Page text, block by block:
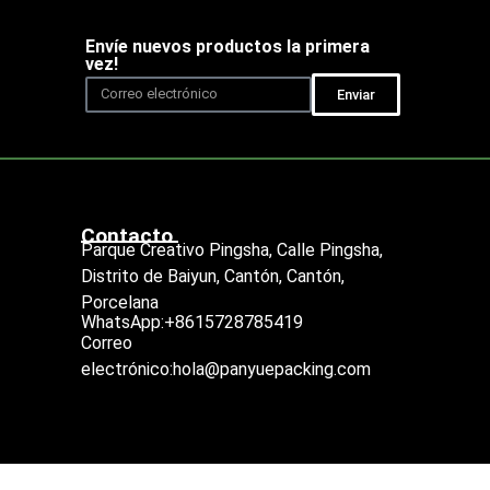
Envíe nuevos productos la primera
vez!
Enviar
Contacto
Parque Creativo Pingsha, Calle Pingsha,
Distrito de Baiyun, Cantón, Cantón,
Porcelana
WhatsApp:+8615728785419
Correo
electrónico:hola@panyuepacking.com